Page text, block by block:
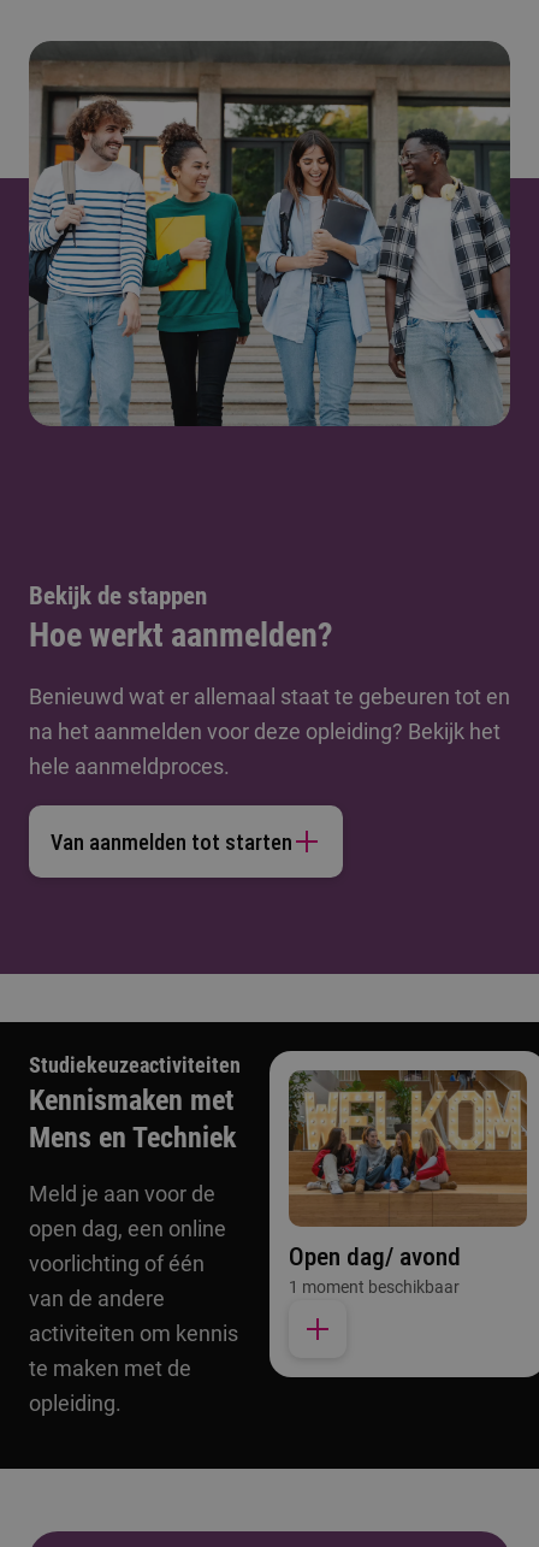
Bekijk de stappen
Hoe werkt aanmelden?
Benieuwd wat er allemaal staat te gebeuren tot en
na het aanmelden voor deze opleiding? Bekijk het
hele aanmeldproces.
Van aanmelden tot starten
Studiekeuzeactiviteiten
Kennismaken met
Mens en Techniek
Meld je aan voor de
open dag, een online
voorlichting of één
van de andere
activiteiten om kennis
te maken met de
opleiding.
Open dag/ avond
1 moment beschikbaar